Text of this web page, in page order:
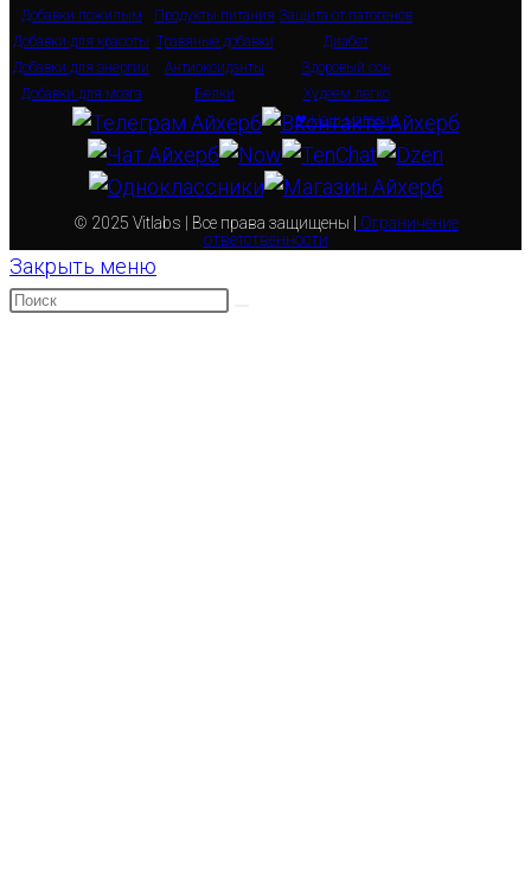
Добавки пожилым
Добавки для красоты
Добавки для энергии
Добавки для мозга
Продукты питания
Травяные добавки
Антиоксиданты
Белки
Защита от патогенов
Диабет
Здоровый сон
Худеем легко
❤ Наш магазин
© 2025 Vitlabs | Все права защищены |
Ограничение
ответственности
Закрыть меню